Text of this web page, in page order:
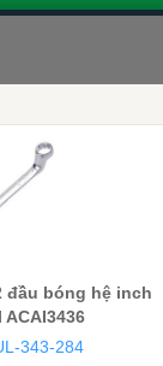
đầu bóng hệ inch
343-284